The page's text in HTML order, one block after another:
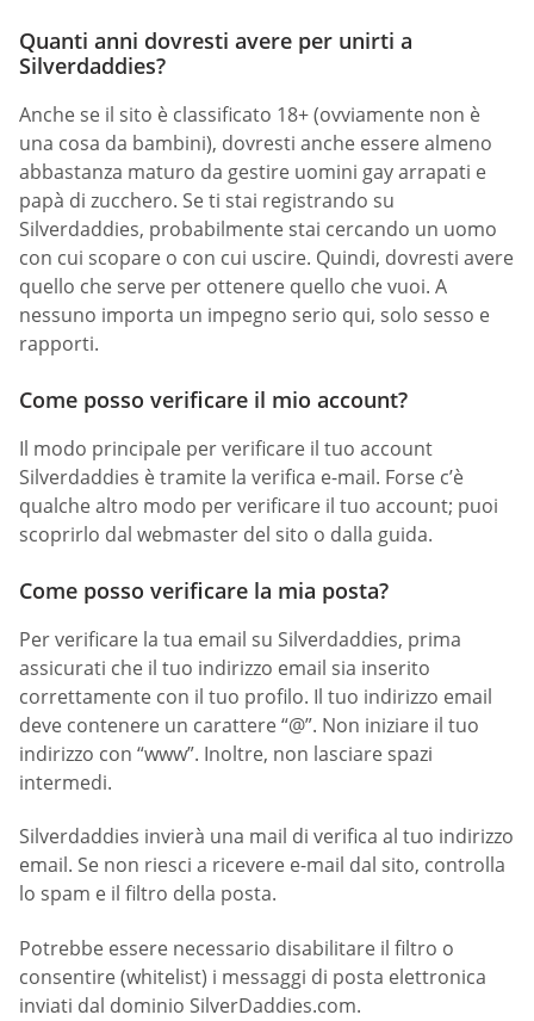
Quanti anni dovresti avere per unirti a
Silverdaddies?
Anche se il sito è classificato 18+ (ovviamente non è
una cosa da bambini), dovresti anche essere almeno
abbastanza maturo da gestire uomini gay arrapati e
papà di zucchero. Se ti stai registrando su
Silverdaddies, probabilmente stai cercando un uomo
con cui scopare o con cui uscire. Quindi, dovresti avere
quello che serve per ottenere quello che vuoi. A
nessuno importa un impegno serio qui, solo sesso e
rapporti.
Come posso verificare il mio account?
Il modo principale per verificare il tuo account
Silverdaddies è tramite la verifica e-mail. Forse c’è
qualche altro modo per verificare il tuo account; puoi
scoprirlo dal webmaster del sito o dalla guida.
Come posso verificare la mia posta?
Per verificare la tua email su Silverdaddies, prima
assicurati che il tuo indirizzo email sia inserito
correttamente con il tuo profilo. Il tuo indirizzo email
deve contenere un carattere “@”. Non iniziare il tuo
indirizzo con “www”. Inoltre, non lasciare spazi
intermedi.
Silverdaddies invierà una mail di verifica al tuo indirizzo
email. Se non riesci a ricevere e-mail dal sito, controlla
lo spam e il filtro della posta.
Potrebbe essere necessario disabilitare il filtro o
consentire (whitelist) i messaggi di posta elettronica
inviati dal dominio SilverDaddies.com.